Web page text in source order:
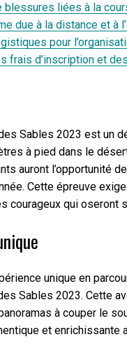
blessures liées à la
due à la distance et à
pour
frais d’inscription et
Sables 2023 est un
à pied dans le
auront l’opportunité
Cette épreuve
courageux qui oseront
unique en
Sables 2023. Cette
à couper le
et enrichissante